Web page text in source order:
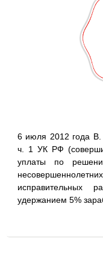
6 июля 2012 года В.
ч. 1 УК РФ
уплаты по
удержанием 5%